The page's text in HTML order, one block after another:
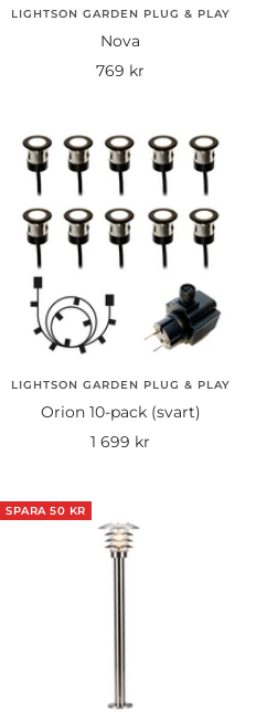
LIGHTSON GARDEN PLUG & PLAY
Nova
Rea-
769 kr
LIGHTSON GARDEN PLUG & PLAY
Orion 10-pack (svart)
Rea-
1 699 kr
SPARA 50 KR